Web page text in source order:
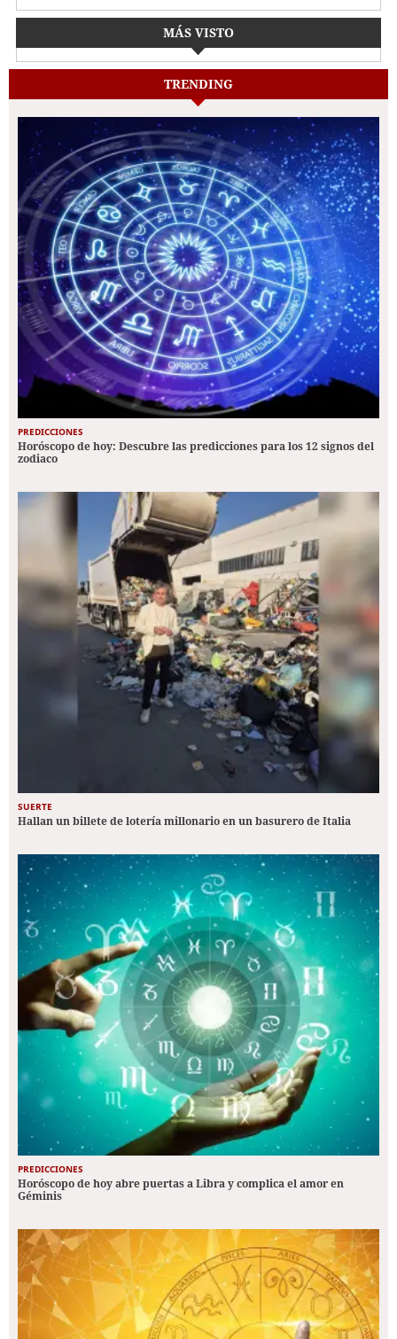
MÁS VISTO
TRENDING
PREDICCIONES
Horóscopo de hoy: Descubre las predicciones para los 12 signos del
zodiaco
SUERTE
Hallan un billete de lotería millonario en un basurero de Italia
PREDICCIONES
Horóscopo de hoy abre puertas a Libra y complica el amor en
Géminis